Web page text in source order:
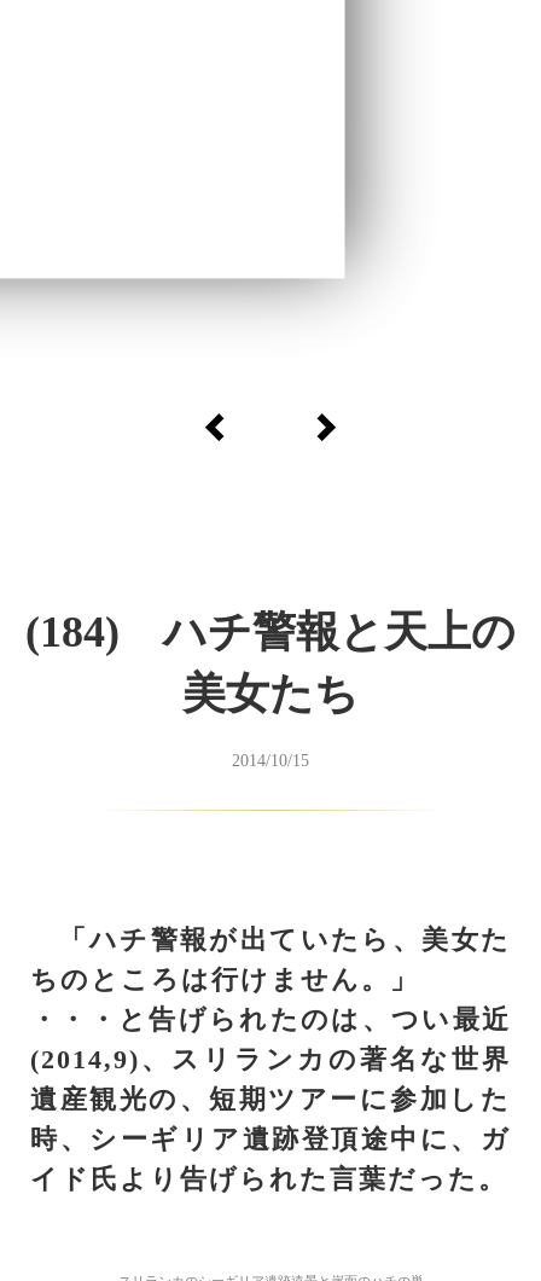
(184) ハチ警報と天上の
美女たち
2014/10/15
「ハチ警報が出ていたら、美女た
ちのところは行けません。」
・・・と告げられたのは、つい最近
(2014,9)、スリランカの著名な世界
遺産観光の、短期ツアーに参加した
時、シーギリア遺跡登頂途中に、ガ
イド氏より告げられた言葉だった。